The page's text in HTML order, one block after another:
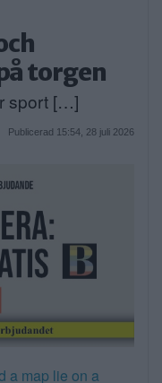
torgen
sport […]
Publicerad 15:54, 28 juli 2026